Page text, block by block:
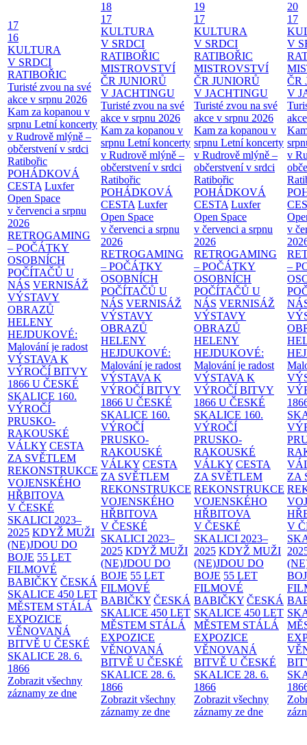
17
16
KULTURA
V SRDCI
RATIBOŘIC
Turisté zvou na své
akce v srpnu 2026
Kam za kopanou v
srpnu Letní koncerty
v Rudrově mlýně –
občerstvení v srdci
Ratibořic
POHÁDKOVÁ
CESTA Luxfer
Open Space
v červenci a srpnu
2026
RETROGAMING
– POČÁTKY
OSOBNÍCH
POČÍTAČŮ U
NÁS VERNISÁŽ
VÝSTAVY
OBRAZŮ
HELENY
HEJDUKOVÉ:
Malování je radost
VÝSTAVA K
VÝROČÍ BITVY
1866 U ČESKÉ
SKALICE 160.
VÝROČÍ
PRUSKO-
RAKOUSKÉ
VÁLKY CESTA
ZA SVĚTLEM
REKONSTRUKCE
VOJENSKÉHO
HŘBITOVA
V ČESKÉ
SKALICI 2023–
2025 KDYŽ MUŽI
(NE)JDOU DO
BOJE 55 LET
FILMOVÉ
BABIČKY ČESKÁ
SKALICE 450 LET
MĚSTEM STÁLÁ
EXPOZICE
VĚNOVANÁ
BITVĚ U ČESKÉ
SKALICE 28. 6.
1866
Zobrazit všechny
záznamy ze dne
18
17
KULTURA
V SRDCI
RATIBOŘIC
MISTROVSTVÍ
ČR JUNIORŮ
V JACHTINGU
Turisté zvou na své
akce v srpnu 2026
Kam za kopanou v
srpnu Letní koncerty
v Rudrově mlýně –
občerstvení v srdci
Ratibořic
POHÁDKOVÁ
CESTA Luxfer
Open Space
v červenci a srpnu
2026
RETROGAMING
– POČÁTKY
OSOBNÍCH
POČÍTAČŮ U
NÁS VERNISÁŽ
VÝSTAVY
OBRAZŮ
HELENY
HEJDUKOVÉ:
Malování je radost
VÝSTAVA K
VÝROČÍ BITVY
1866 U ČESKÉ
SKALICE 160.
VÝROČÍ
PRUSKO-
RAKOUSKÉ
VÁLKY CESTA
ZA SVĚTLEM
REKONSTRUKCE
VOJENSKÉHO
HŘBITOVA
V ČESKÉ
SKALICI 2023–
2025 KDYŽ MUŽI
(NE)JDOU DO
BOJE 55 LET
FILMOVÉ
BABIČKY ČESKÁ
SKALICE 450 LET
MĚSTEM STÁLÁ
EXPOZICE
VĚNOVANÁ
BITVĚ U ČESKÉ
SKALICE 28. 6.
1866
Zobrazit všechny
záznamy ze dne
19
17
KULTURA
V SRDCI
RATIBOŘIC
MISTROVSTVÍ
ČR JUNIORŮ
V JACHTINGU
Turisté zvou na své
akce v srpnu 2026
Kam za kopanou v
srpnu Letní koncerty
v Rudrově mlýně –
občerstvení v srdci
Ratibořic
POHÁDKOVÁ
CESTA Luxfer
Open Space
v červenci a srpnu
2026
RETROGAMING
– POČÁTKY
OSOBNÍCH
POČÍTAČŮ U
NÁS VERNISÁŽ
VÝSTAVY
OBRAZŮ
HELENY
HEJDUKOVÉ:
Malování je radost
VÝSTAVA K
VÝROČÍ BITVY
1866 U ČESKÉ
SKALICE 160.
VÝROČÍ
PRUSKO-
RAKOUSKÉ
VÁLKY CESTA
ZA SVĚTLEM
REKONSTRUKCE
VOJENSKÉHO
HŘBITOVA
V ČESKÉ
SKALICI 2023–
2025 KDYŽ MUŽI
(NE)JDOU DO
BOJE 55 LET
FILMOVÉ
BABIČKY ČESKÁ
SKALICE 450 LET
MĚSTEM STÁLÁ
EXPOZICE
VĚNOVANÁ
BITVĚ U ČESKÉ
SKALICE 28. 6.
1866
Zobrazit všechny
záznamy ze dne
20
17
V
ČR
V
v
v
–
ZA
V